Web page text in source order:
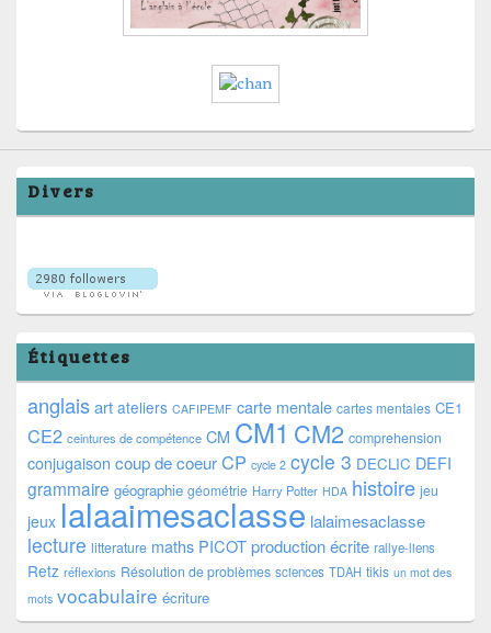
Divers
Étiquettes
anglaisart ateliers CAFIPEMF carte mentale cartes mentales CE1
CE2 ceintures de compétence CM CM1 CM2 comprehension
conjugaison coup de coeurCP cycle 2 cycle 3 DECLIC DEFI
grammaire géographie géométrie Harry Potter HDA histoire jeu
jeux lalaaimesaclasse lalaimesaclasse
lecture litterature maths PICOTproduction écrite rallye-liens
Retz réflexions Résolution de problèmes sciences TDAH tikis un mot des
mots vocabulaire écriture